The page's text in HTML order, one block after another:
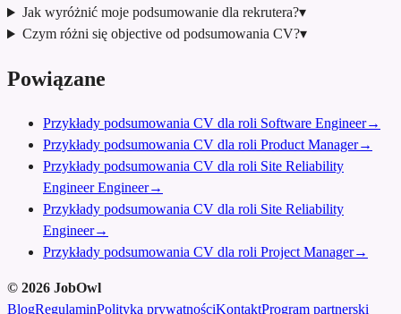
Jak wyróżnić moje podsumowanie dla rekrutera?▾
Czym różni się objective od podsumowania CV?▾
Powiązane
Przykłady podsumowania CV dla roli Software Engineer→
Przykłady podsumowania CV dla roli Product Manager→
Przykłady podsumowania CV dla roli Site Reliability
Engineer Engineer→
Przykłady podsumowania CV dla roli Site Reliability
Engineer→
Przykłady podsumowania CV dla roli Project Manager→
© 2026 JobOwl
BlogRegulaminPolityka prywatnościKontaktProgram partnerski